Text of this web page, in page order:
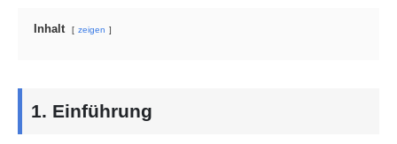
Inhalt zeigen
1. Einführung